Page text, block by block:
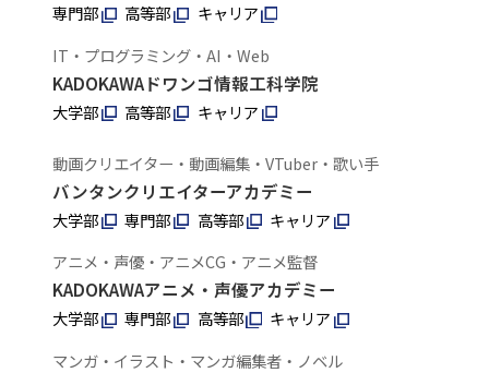
専門部 高等部
キャリア
IT・プログラミング・AI・Web
KADOKAWAドワンゴ情報工科学院
大学部 高等部 キャリア
動画クリエイター・動画編集・VTuber・歌い手
バンタンクリエイターアカデミー
大学部 専門部 高等部
キャリア
アニメ・声優・アニメCG・アニメ監督
KADOKAWAアニメ・声優アカデミー
大学部 専門部 高等部
キャリア
マンガ・イラスト・マンガ編集者・ノベル